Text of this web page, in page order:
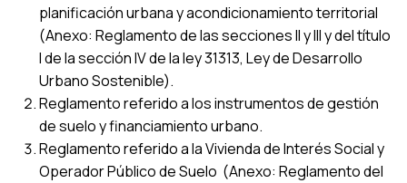
planificación urbana y acondicionamiento territorial
(Anexo: Reglamento de las secciones II y III y del título
I de la sección IV de la ley 31313, Ley de Desarrollo
Urbano Sostenible).
Reglamento referido a los instrumentos de gestión
de suelo y financiamiento urbano.
Reglamento referido a la Vivienda de Interés Social y
Operador Público de Suelo (Anexo: Reglamento del